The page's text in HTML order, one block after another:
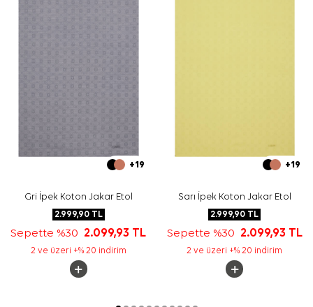
Sıkça Sorulan Sorular
Bu şal hangi desen yapısına sahiptir?
Cacharel şal hangi kombinlerle kullanılabilir?
+19
Gri İpek Koton Jakar Etol
2.999,90TL
Sepette %30 2.099,93 TL
2 ve üzeri +% 20 indirim
+19
Sarı İpek Koton Jakar Etol
2.999,90 TL
Sepette %30 2.099,93 TL
2 ve üzeri +% 20 indirim